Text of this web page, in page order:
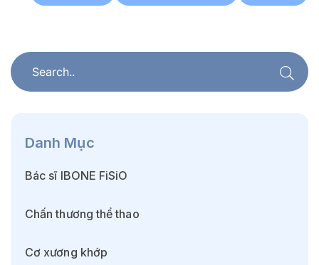
Danh Mục
Bác sĩ IBONE FiSiO
Chấn thương thể thao
Cơ xương khớp